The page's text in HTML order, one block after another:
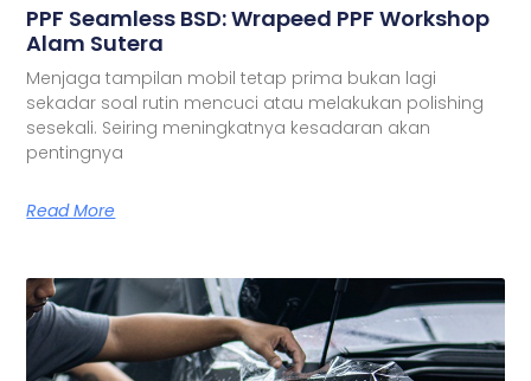
PPF Seamless BSD: Wrapeed PPF Workshop
Alam Sutera
Menjaga tampilan mobil tetap prima bukan lagi
sekadar soal rutin mencuci atau melakukan polishing
sesekali. Seiring meningkatnya kesadaran akan
pentingnya
Read More